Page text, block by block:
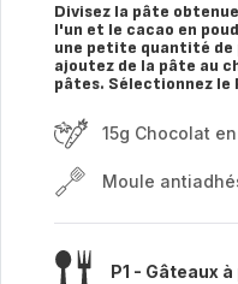
Divisez la pâte
l'un et le cacao en
une petite quantité de
ajoutez de la pâte au
pâtes. Sélectionnez le
15g Chocolat
Moule
P1 - Gâteaux